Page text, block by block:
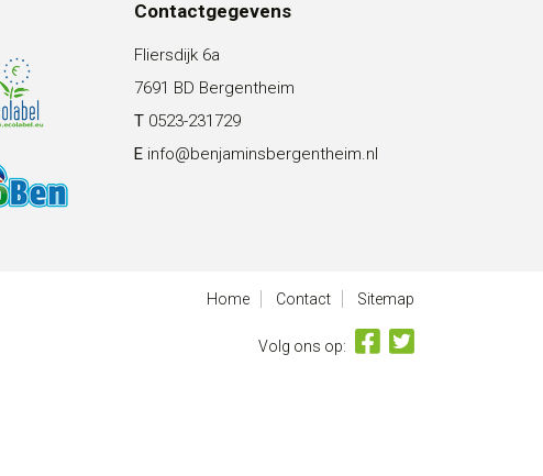
Contactgegevens
Fliersdijk 6a
7691 BD Bergentheim
T 0523-231729
E info@benjaminsbergentheim.nl
Home Contact Sitemap
Volg ons op: